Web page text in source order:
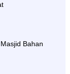
Bahan